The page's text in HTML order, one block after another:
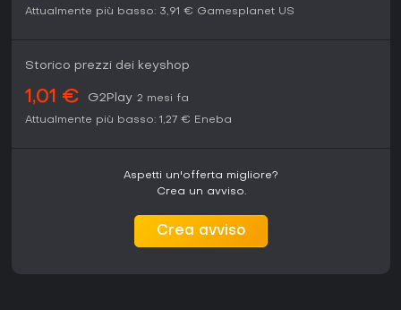
Attualmente più basso: 3,91 € Gamesplanet US
Storico prezzi dei keyshop
1,01 € G2Play 2 mesi fa
Attualmente più basso: 1,27 € Eneba
Aspetti un'offerta migliore?
Crea un avviso.
Crea avviso